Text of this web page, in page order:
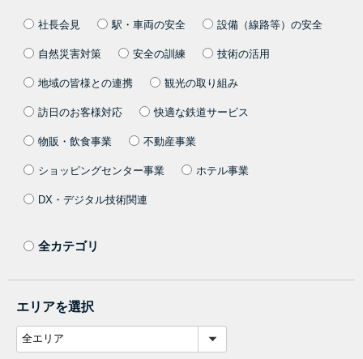
社長会見 駅・車両の安全 設備（線路等）の安全
自然災害対策 安全の訓練 技術の活用
地域の皆様との連携 観光の取り組み
訪日のお客様対応 快適な鉄道サービス
物販・飲食事業 不動産事業
ショッピングセンター事業 ホテル事業
DX・デジタル技術関連
全カテゴリ
エリアを選択